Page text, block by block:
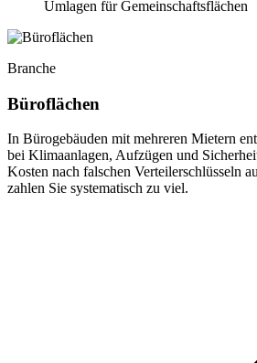
Umlagen für Gemeinschaftsflächen
Branche
Büroflächen
In Bürogebäuden mit mehreren Mietern
bei Klimaanlagen, Aufzügen und
Kosten nach falschen Verteilerschlüsseln
zahlen Sie systematisch zu viel.